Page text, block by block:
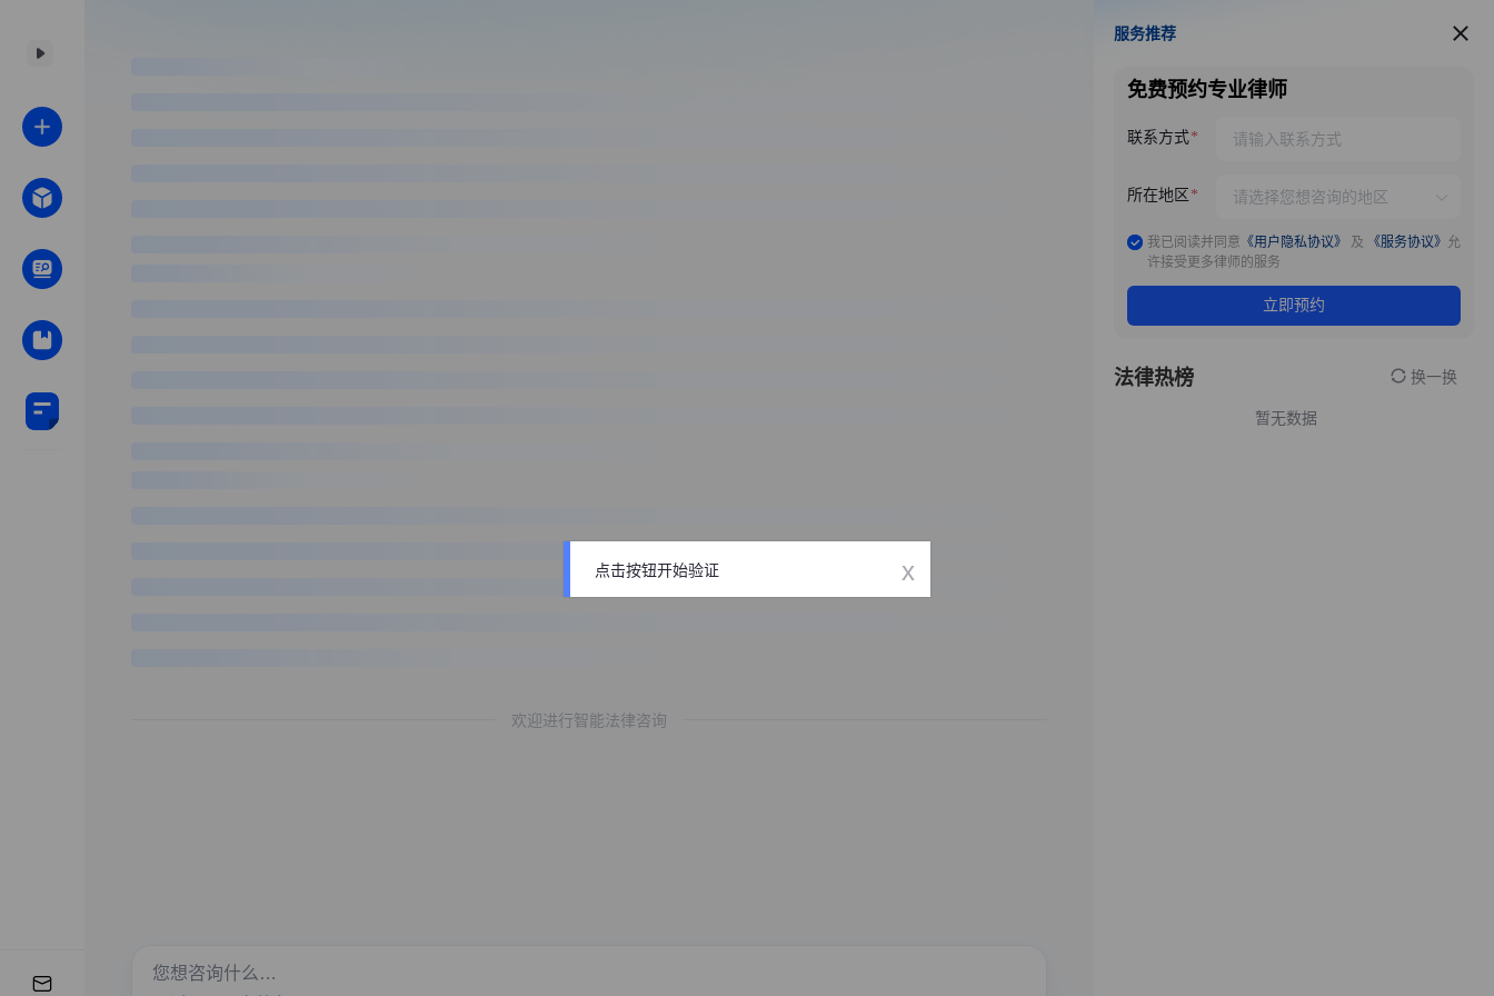
欢迎进行智能法律咨询
服务推荐
服务推荐
免费预约专业律师
联系方式
所在地区
我已阅读并同意 《用户隐私协议》 及 《服务协议》 允
许接受更多律师的服务
立即预约
法律热榜 换一换
暂无数据
点击按钮开始验证 x